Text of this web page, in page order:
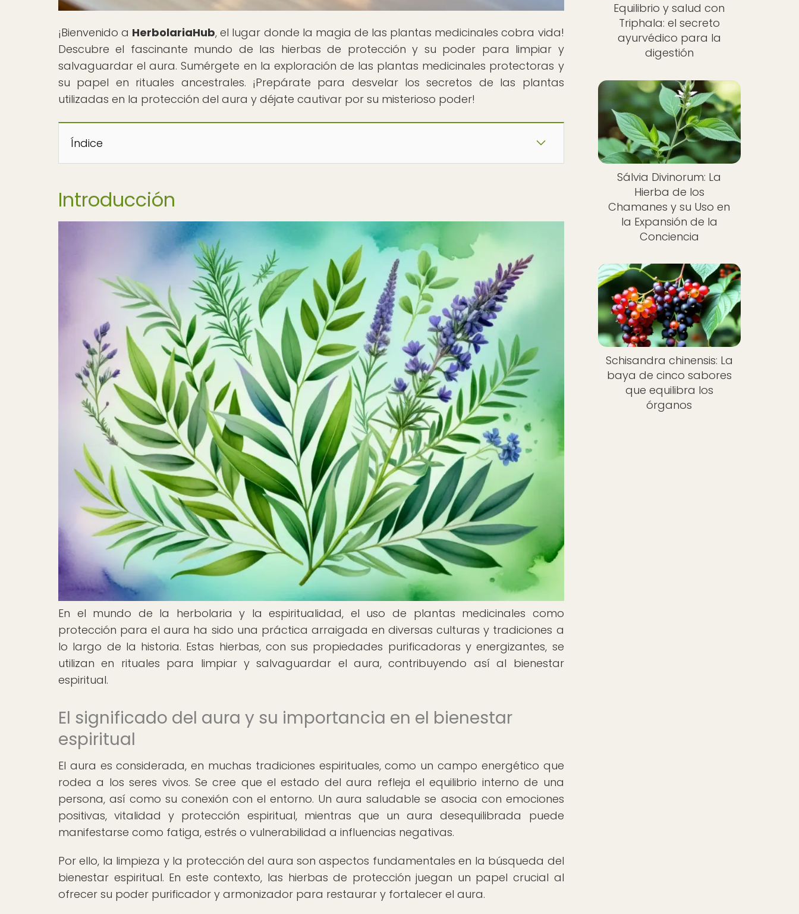
¡Bienvenido a HerbolariaHub, el lugar donde la magia de las plantas medicinales cobra vida!
Descubre el fascinante mundo de las hierbas de protección y su poder para limpiar y
salvaguardar el aura. Sumérgete en la exploración de las plantas medicinales protectoras y
su papel en rituales ancestrales. ¡Prepárate para desvelar los secretos de las plantas
utilizadas en la protección del aura y déjate cautivar por su misterioso poder!
Índice
Introducción
En el mundo de la herbolaria y la espiritualidad, el uso de plantas medicinales como
protección para el aura ha sido una práctica arraigada en diversas culturas y tradiciones a
lo largo de la historia. Estas hierbas, con sus propiedades purificadoras y energizantes, se
utilizan en rituales para limpiar y salvaguardar el aura, contribuyendo así al bienestar
espiritual.
El significado del aura y su importancia en el bienestar
espiritual
El aura es considerada, en muchas tradiciones espirituales, como un campo energético que
rodea a los seres vivos. Se cree que el estado del aura refleja el equilibrio interno de una
persona, así como su conexión con el entorno. Un aura saludable se asocia con emociones
positivas, vitalidad y protección espiritual, mientras que un aura desequilibrada puede
manifestarse como fatiga, estrés o vulnerabilidad a influencias negativas.
Por ello, la limpieza y la protección del aura son aspectos fundamentales en la búsqueda del
bienestar espiritual. En este contexto, las hierbas de protección juegan un papel crucial al
ofrecer su poder purificador y armonizador para restaurar y fortalecer el aura.
Equilibrio y salud con
Triphala: el secreto
ayurvédico para la
digestión
Sálvia Divinorum: La
Hierba de los
Chamanes y su Uso en
la Expansión de la
Conciencia
Schisandra chinensis: La
baya de cinco sabores
que equilibra los
órganos